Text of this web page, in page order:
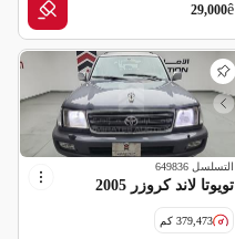
ê
29,000
التسلسل 649836
تويوتا لاند كروزر 2005
379,473 كم